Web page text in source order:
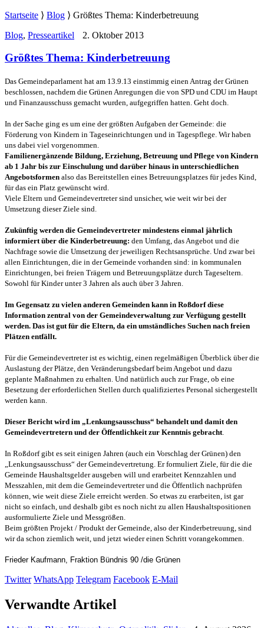
Startseite ⟩ Blog ⟩ Größtes Thema: Kinderbetreuung
Blog, Presseartikel 2. Oktober 2013
Größtes Thema: Kinderbetreuung
Das Gemeindeparlament hat am 13.9.13 einstimmig einen Antrag der Grünen
beschlossen, nachdem die Grünen Anregungen die von SPD und CDU im Haupt
und Finanzausschuss gemacht wurden, aufgegriffen hatten. Geht doch.
In der Sache ging es um eine der größten Aufgaben der Gemeinde: die
Förderung von Kindern in Tageseinrichtungen und in Tagespflege. Wir haben
uns dabei viel vorgenommen.
Familienergänzende Bildung, Erziehung, Betreuung und Pflege von Kindern
ab 1 Jahr bis zur Einschulung und darüber hinaus in unterschiedlichen
Angebotsformen also das Bereitstellen eines Betreuungsplatzes für jedes Kind,
für das ein Platz gewünscht wird.
Viele Eltern und Gemeindevertreter sind unsicher, wie weit wir bei der
Umsetzung dieser Ziele sind.
Zukünftig werden die Gemeindevertreter mindestens einmal jährlich
informiert über die Kinderbetreuung: den Umfang, das Angebot und die
Nachfrage sowie die Umsetzung der jeweiligen Rechtsansprüche. Und zwar bei
allen Einrichtungen, die in der Gemeinde vorhanden sind: in kommunalen
Einrichtungen, bei freien Trägern und Betreuungsplätze durch Tageseltern.
Sowohl für Kinder unter 3 Jahren als auch über 3 Jahren.
Im Gegensatz zu vielen anderen Gemeinden kann in Roßdorf diese
Information zentral von der Gemeindeverwaltung zur Verfügung gestellt
werden. Das ist gut für die Eltern, da ein umständliches Suchen nach freien
Plätzen entfällt.
Für die Gemeindevertreter ist es wichtig, einen regelmäßigen Überblick über die
Auslastung der Plätze, den Veränderungsbedarf beim Angebot und dazu
geplante Maßnahmen zu erhalten. Und natürlich auch zur Frage, ob eine
Besetzung der erforderlichen Stellen durch qualifiziertes Personal sichergestellt
werden kann.
Dieser Bericht wird im „Lenkungsausschuss“ behandelt und damit den
Gemeindevertretern und der Öffentlichkeit zur Kenntnis gebracht.
In Roßdorf gibt es seit einigen Jahren (auch ein Vorschlag der Grünen) den
„Lenkungsausschuss“ der Gemeindevertretung. Er formuliert Ziele, für die die
Gemeinde Haushaltsgelder ausgeben will und erarbeitet Kennzahlen und
Messzahlen, mit dem die Gemeindevertreter und die Öffentlich nachprüfen
können, wie weit diese Ziele erreicht werden. So etwas zu erarbeiten, ist gar
nicht so einfach, und deshalb gibt es noch nicht zu allen Haushaltspositionen
ausformulierte Ziele und Messgrößen.
Beim größten Projekt / Produkt der Gemeinde, also der Kinderbetreuung, sind
wir da schon ziemlich weit, und jetzt wieder einen Schritt vorangekommen.
Frieder Kaufmann, Fraktion Bündnis 90 /die Grünen
Twitter WhatsApp Telegram Facebook E-Mail
Verwandte Artikel